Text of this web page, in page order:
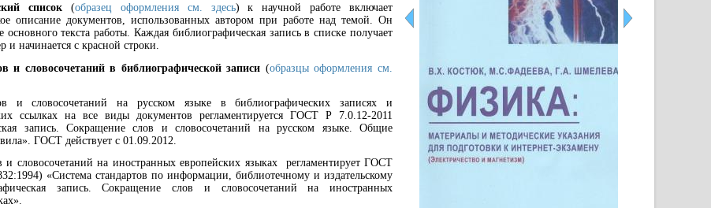
список(образец оформления см. здесь) к научной работе включает
описание документов, использованных автором при работе над темой. Он
основного текста работы. Каждая библиографическая запись в списке получает
и начинается с красной строки.
и словосочетаний в библиографической записи (образцы оформления см.
и словосочетаний на русском языке в библиографических записях и
ссылках на все виды документов регламентируется ГОСТ Р 7.0.12-2011
запись. Сокращение слов и словосочетаний на русском языке. Общие
ГОСТ действует с 01.09.2012.
и словосочетаний на иностранных европейских языках регламентирует ГОСТ
«Система стандартов по информации, библиотечному и издательскому
запись. Сокращение слов и словосочетаний на иностранных